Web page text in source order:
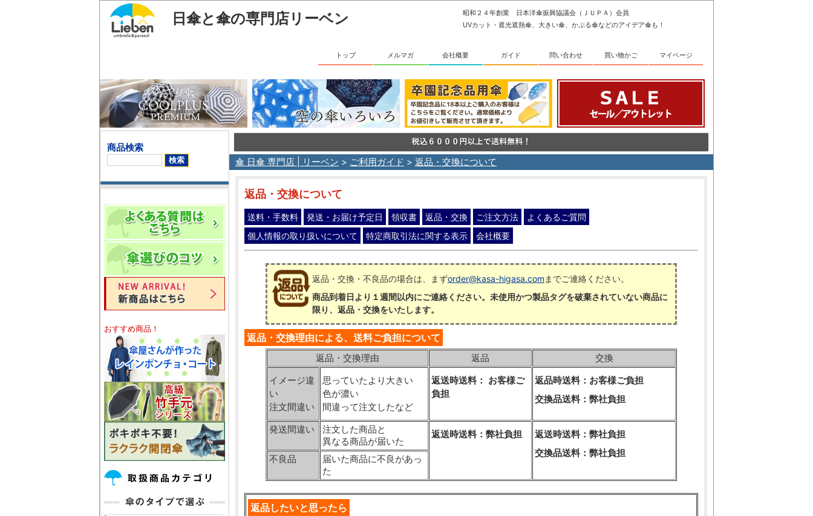
日傘と傘の専門店リーベン
昭和２４年創業 日本洋傘振興協議会（ＪＵＰＡ）会員
UVカット・遮光遮熱傘、大きい傘、かぶる傘などのアイデア傘も！
トップ メルマガ 会社概要 ガイド 問い合わせ 買い物かご マイページ
商品検索
おすすめ商品！
傘 日傘 専門店 | リーベン > ご利用ガイド > 返品・交換について
返品・交換について
送料・手数料 発送・お届け予定日 領収書 返品・交換 ご注文方法
よくあるご質問
個人情報の取り扱いについて
特定商取引法に関する表示 会社概要
返品・交換・不良品の場合は、まずorder@kasa-higasa.com までご連絡ください。
商品到着日より１週間以内にご連絡ください。未使用かつ製品タグを破棄されていない商品に
限り、返品・交換をいたします。
返品・交換理由による、送料ご負担について
返品・交換理由 返品
交換
イメージ違
い
注文間違い
思っていたより大きい
色が濃い
間違って注文したなど
返送時送料： お客様ご
負担
返品時送料：お客様ご負担
交換品送料：弊社負担
発送間違い
注文した商品と
異なる商品が届いた
返送時送料：弊社負担
返送時送料：弊社負担
交換品送料：弊社負担
不良品
届いた商品に不良があっ
た
返品したいと思ったら